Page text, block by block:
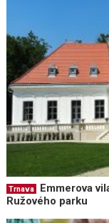
Trnava
Emmerova
Ružového parku